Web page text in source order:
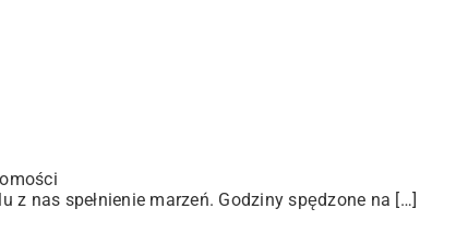
nas spełnienie marzeń. Godziny spędzone na […]